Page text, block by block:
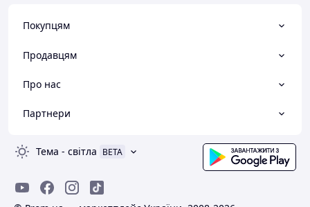
Покупцям
Продавцям
Про нас
Партнери
Тема - світла BETA